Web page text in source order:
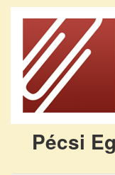
Pécsi